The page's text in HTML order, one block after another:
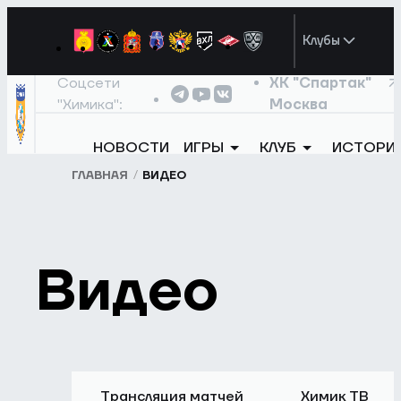
Клубы
Соцсети
"Химика":
ХК "Спартак"
Москва
НОВОСТИ ИГРЫ КЛУБ
ГЛАВНАЯ ВИДЕО
Видео
Трансляция матчей Химик ТВ